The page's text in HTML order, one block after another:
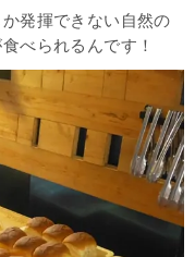
発揮できない自然の
べられるんです！